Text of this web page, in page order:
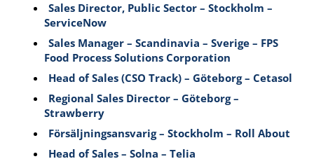
Sales Director, Public Sector – Stockholm –
ServiceNow
Sales Manager – Scandinavia – Sverige – FPS
Food Process Solutions Corporation
Head of Sales (CSO Track) – Göteborg – Cetasol
Regional Sales Director – Göteborg –
Strawberry
Försäljningsansvarig – Stockholm – Roll About
Head of Sales – Solna – Telia